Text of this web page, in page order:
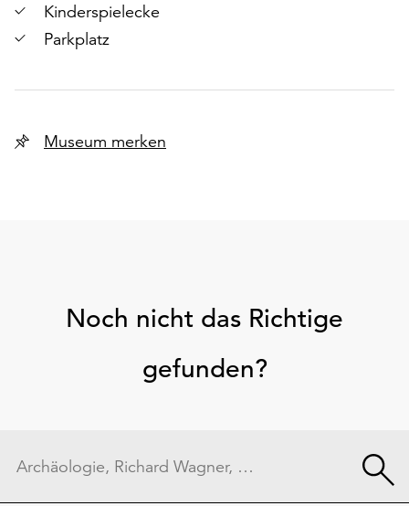
Kinderspielecke
Parkplatz
Museum merken
Noch nicht das Richtige
gefunden?